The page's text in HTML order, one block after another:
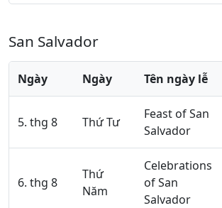
San Salvador
Ngày Ngày Tên ngày lễ
5. thg 8 Thứ Tư
Feast of San
Salvador
6. thg 8
Thứ
Năm
Celebrations
of San
Salvador